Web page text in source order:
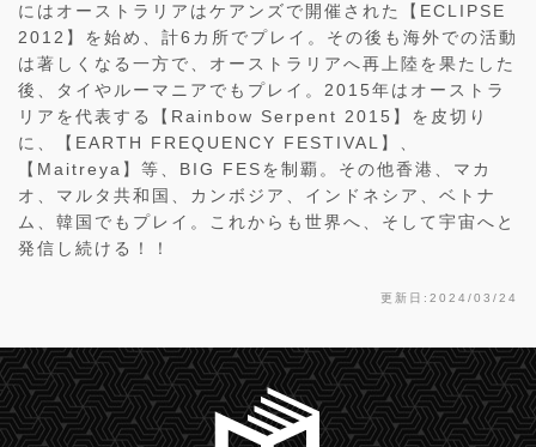
にはオーストラリアはケアンズで開催された【ECLIPSE
2012】を始め、計6カ所でプレイ。その後も海外での活動
は著しくなる一方で、オーストラリアへ再上陸を果たした
後、タイやルーマニアでもプレイ。2015年はオーストラ
リアを代表する【Rainbow Serpent 2015】を皮切り
に、【EARTH FREQUENCY FESTIVAL】、
【Maitreya】等、BIG FESを制覇。その他香港、マカ
オ、マルタ共和国、カンボジア、インドネシア、ベトナ
ム、韓国でもプレイ。これからも世界へ、そして宇宙へと
発信し続ける！！
更新日:2024/03/24